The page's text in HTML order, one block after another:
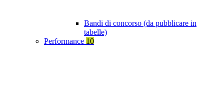
Bandi di concorso (da pubblicare in
tabelle)
Performance 10